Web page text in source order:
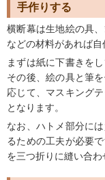
手作りする
横断幕は生地絵の具
などの材料があれば自
まずは紙に下書きを
その後、絵の具と筆
応じて、マスキング
となります。
なお、ハトメ部分に
るための工夫が必要
を三つ折りに縫い合わ